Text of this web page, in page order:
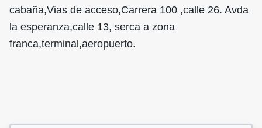
cabaña,Vias de acceso,Carrera 100 ,calle 26. Avda
la esperanza,calle 13, serca a zona
franca,terminal,aeropuerto.